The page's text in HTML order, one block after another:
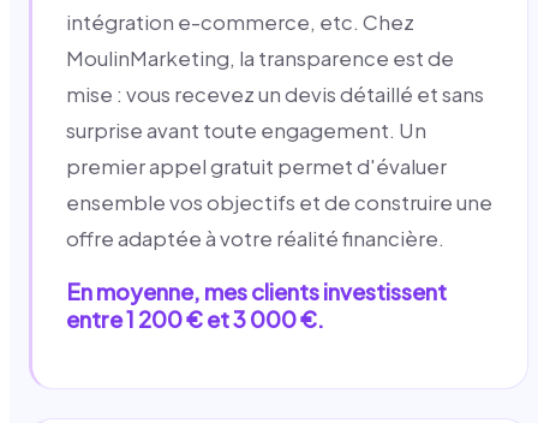
intégration e-commerce, etc. Chez
MoulinMarketing, la transparence est de
mise : vous recevez un devis détaillé et sans
surprise avant toute engagement. Un
premier appel gratuit permet d'évaluer
ensemble vos objectifs et de construire une
offre adaptée à votre réalité financière.
En moyenne, mes clients investissent
entre 1 200 € et 3 000 €.